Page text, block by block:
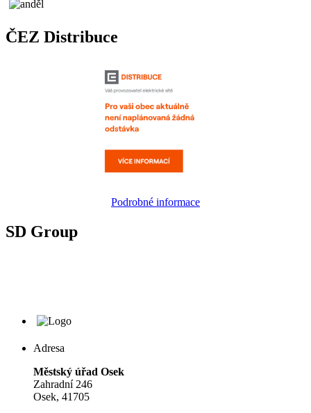
ČEZ Distribuce
Podrobné informace
SD Group
Adresa
Městský úřad Osek
Zahradní 246
Osek, 41705